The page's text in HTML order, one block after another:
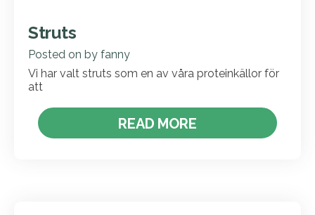
Struts
Posted on by fanny
Vi har valt struts som en av våra proteinkällor för
att
READ MORE